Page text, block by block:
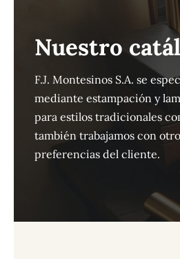
Nuestro
F.J. Montesinos S.A. se
mediante estampación y
para estilos tradicionales
también trabajamos con
preferencias del cliente.